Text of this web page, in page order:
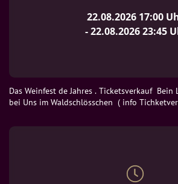
22.08.2026 17:00
- 22.08.202623:45
Das Weinfest de Jahres . Ticketsverkauf
bei Uns im Waldschlösschen  ( info